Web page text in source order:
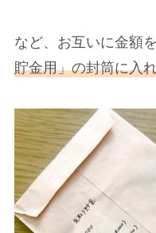
など、お互いに金額を
貯金用」の封筒に入